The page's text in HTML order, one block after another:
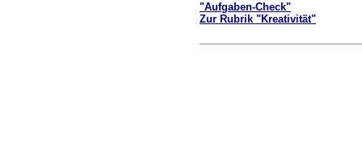
"Aufgaben-Check"
Zur Rubrik "Kreativität"